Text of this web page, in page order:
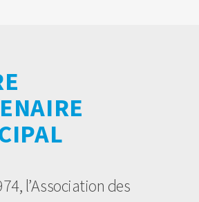
l’Association des